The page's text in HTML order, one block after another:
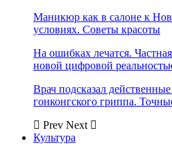
Маникюр как в салоне к
условиях. Советы красоты
На ошибках лечатся.
новой цифровой
Врач подсказал
гонконгского гриппа.
Prev Next
Культура